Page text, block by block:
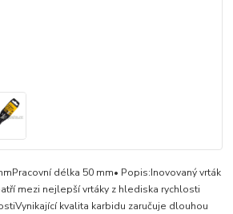
délka 50 mm• Popis:Inovovaný vrták
mezi nejlepší vrtáky z hlediska rychlosti
kvalita karbidu zaručuje dlouhou